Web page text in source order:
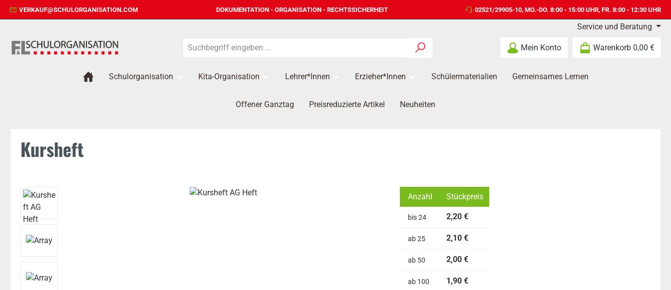
Hauptinhalt springen
Zur Suche springen
Zur Hauptnavigation springen
VERKAUF@SCHULORGANISATION.COM DOKUMENTATION - ORGANISATION - RECHTSSICHERHEIT 02521/29905-10, MO.-DO. 8:00 - 15:00 UHR, FR. 8:00 - 12:30 UHR
Service und Beratung
Mein Konto Warenkorb 0,00 €
Schulorganisation Kita-Organisation Lehrer*innen Erzieher*Innen Schülermaterialien Gemeinsames Lernen
Offener Ganztag Preisreduzierte Artikel Neuheiten
Kursheft
Bildergalerie überspringen Anzahl Stückpreis
bis24 2,20 €
ab25 2,10 €
ab 50 2,00 €
ab 100 1,90 €